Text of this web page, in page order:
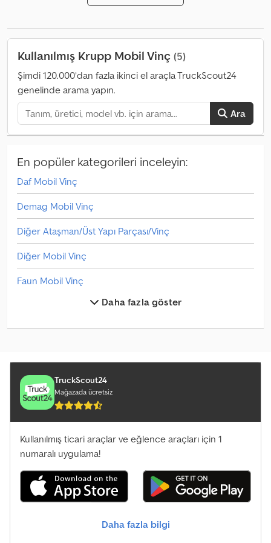
Kullanılmış Krupp Mobil Vinç (5)
Şimdi 120.000’dan fazla ikinci el araçla TruckScout24
genelinde arama yapın.
Ara
En popüler kategorileri inceleyin:
Daf Mobil Vinç
Demag Mobil Vinç
Diğer Ataşman/Üst Yapı Parçası/Vinç
Diğer Mobil Vinç
Faun Mobil Vinç
Ginaf Mobil Vinç
Hmf Mobil Vinç
Jonsered Mobil Vinç
Krupp İnşaat Makineleri
Krupp İnşaat Vincı - Alt Dönüş
Krupp Kamyonlar
Daha fazla göster
TruckScout24
Mağazada ücretsiz
Kullanılmış ticari araçlar ve eğlence araçları için 1
numaralı uygulama!
Daha fazla bilgi